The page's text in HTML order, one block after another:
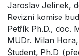
Jaroslav Jelínek,
Revizní komise
Petřík Ph.D., doc.
MUDr. Milan
Študent, Ph.D.